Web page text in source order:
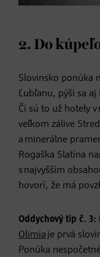
2. Do
Slovinsko ponúka
Ľubľanu, pýši sa
Či sú to už hotely
veľkom zálive
a minerálne
Rogaška Slatina
s najvyšším
hovorí, že má
Oddychový tip č. 3:
Olimia je prvá
Ponúka